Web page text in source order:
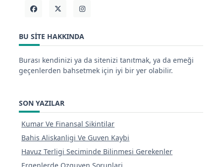
BU SITE HAKKINDA
Burası kendinizi ya da sitenizi tanıtmak, ya da emeği
geçenlerden bahsetmek için iyi bir yer olabilir.
SON YAZILAR
Kumar Ve Finansal Sikintilar
Bahis Aliskanligi Ve Guven Kaybi
Havuz Terligi Seciminde Bilinmesi Gerekenler